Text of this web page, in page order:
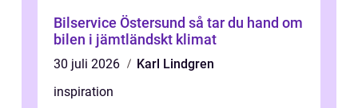
Bilservice Östersund så tar du hand om
bilen i jämtländskt klimat
30 juli 2026
Karl Lindgren
inspiration